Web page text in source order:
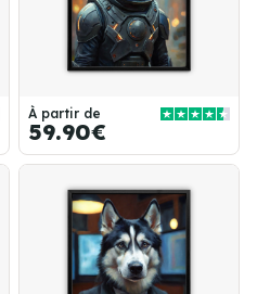
À partir de
59.90€